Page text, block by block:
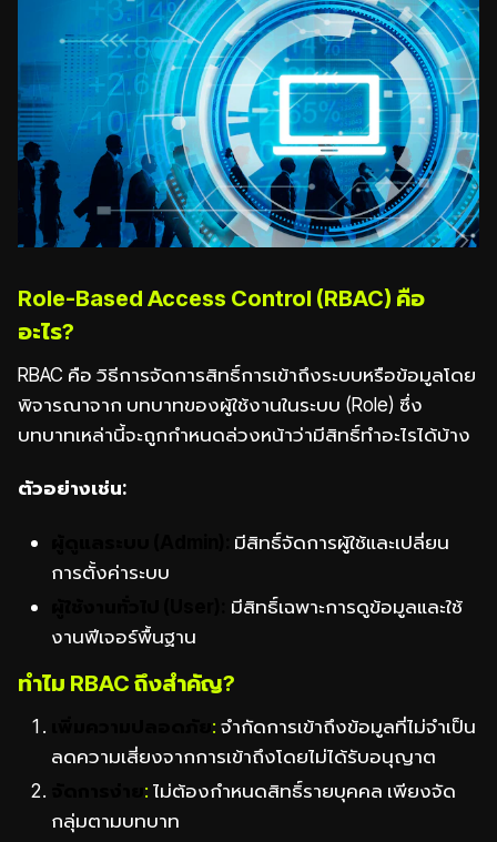
Role-Based Access Control (RBAC) คือ
อะไร?
RBAC คือ วิธีการจัดการสิทธิ์การเข้าถึงระบบหรือข้อมูลโดย
พิจารณาจาก บทบาทของผู้ใช้งานในระบบ (Role) ซึ่ง
บทบาทเหล่านี้จะถูกกำหนดล่วงหน้าว่ามีสิทธิ์ทำอะไรได้บ้าง
ตัวอย่างเช่น:
มีสิทธิ์จัดการผู้ใช้และเปลี่ยน
การตั้งค่าระบบ
มีสิทธิ์เฉพาะการดูข้อมูลและใช้
งานฟีเจอร์พื้นฐาน
ทำไม RBAC ถึงสำคัญ?
: จำกัดการเข้าถึงข้อมูลที่ไม่จำเป็น
ลดความเสี่ยงจากการเข้าถึงโดยไม่ได้รับอนุญาต
: ไม่ต้องกำหนดสิทธิ์รายบุคคล เพียงจัด
กลุ่มตามบทบาท